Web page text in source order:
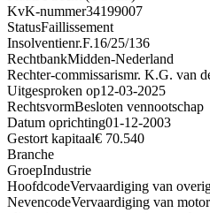
KvK-nummer34199007
StatusFaillissement
Insolventienr.F.16/25/136
RechtbankMidden-Nederland
Rechter-commissarismr. K.G. van
Uitgesproken op12-03-2025
RechtsvormBesloten vennootschap
Datum oprichting01-12-2003
Gestort kapitaal€ 70.540
Branche
GroepIndustrie
HoofdcodeVervaardiging van
NevencodeVervaardiging van